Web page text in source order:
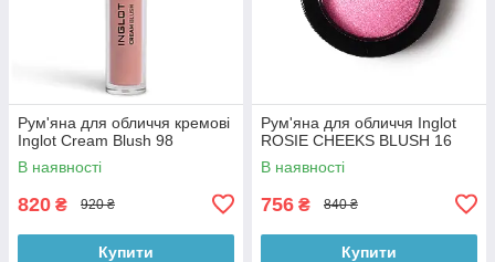
Рум'яна для обличчя кремові
Inglot Cream Blush 98
В наявності
820 ₴ 920 ₴
Купити
Рум'яна для обличчя Inglot
ROSIE CHEEKS BLUSH 16
В наявності
756 ₴ 840 ₴
Купити